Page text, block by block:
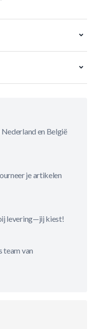
en België
je artikelen
levering—jij kiest!
team van